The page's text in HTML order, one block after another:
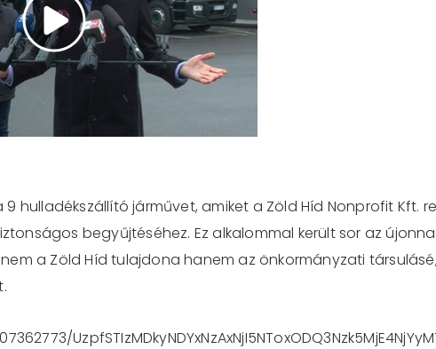
járművet, amiket a Zöld Híd Nonprofit Kft.
begyűjtéséhez. Ez alkalommal került sor az
a Zöld Híd tulajdona hanem az önkormányzati